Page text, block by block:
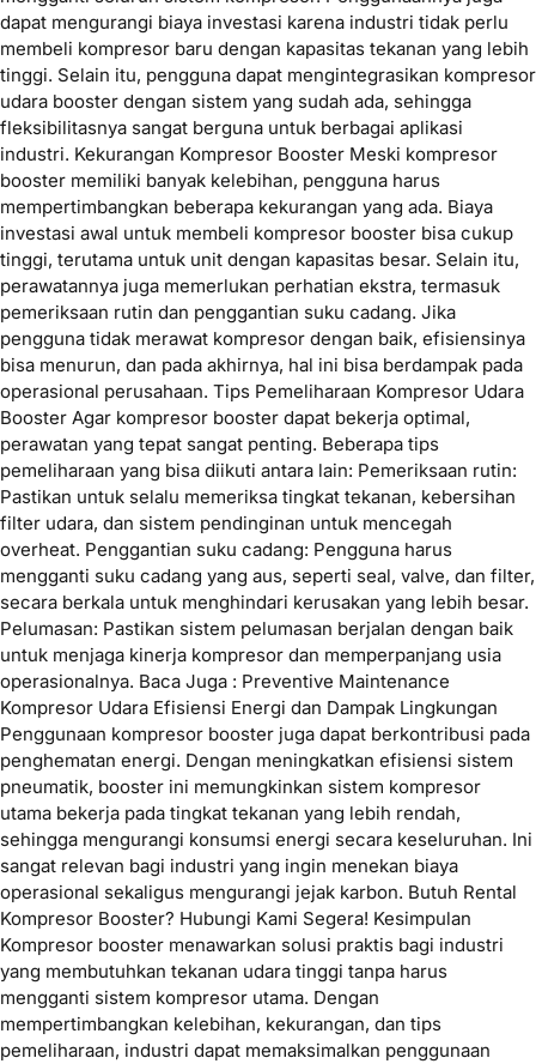
dapat mengurangi biaya investasi karena industri tidak perlu
membeli kompresor baru dengan kapasitas tekanan yang lebih
tinggi. Selain itu, pengguna dapat mengintegrasikan kompresor
udara booster dengan sistem yang sudah ada, sehingga
fleksibilitasnya sangat berguna untuk berbagai aplikasi
industri. Kekurangan Kompresor Booster Meski kompresor
booster memiliki banyak kelebihan, pengguna harus
mempertimbangkan beberapa kekurangan yang ada. Biaya
investasi awal untuk membeli kompresor booster bisa cukup
tinggi, terutama untuk unit dengan kapasitas besar. Selain itu,
perawatannya juga memerlukan perhatian ekstra, termasuk
pemeriksaan rutin dan penggantian suku cadang. Jika
pengguna tidak merawat kompresor dengan baik, efisiensinya
bisa menurun, dan pada akhirnya, hal ini bisa berdampak pada
operasional perusahaan. Tips Pemeliharaan Kompresor Udara
Booster Agar kompresor booster dapat bekerja optimal,
perawatan yang tepat sangat penting. Beberapa tips
pemeliharaan yang bisa diikuti antara lain: Pemeriksaan rutin:
Pastikan untuk selalu memeriksa tingkat tekanan, kebersihan
filter udara, dan sistem pendinginan untuk mencegah
overheat. Penggantian suku cadang: Pengguna harus
mengganti suku cadang yang aus, seperti seal, valve, dan filter,
secara berkala untuk menghindari kerusakan yang lebih besar.
Pelumasan: Pastikan sistem pelumasan berjalan dengan baik
untuk menjaga kinerja kompresor dan memperpanjang usia
operasionalnya. Baca Juga : Preventive Maintenance
Kompresor Udara Efisiensi Energi dan Dampak Lingkungan
Penggunaan kompresor booster juga dapat berkontribusi pada
penghematan energi. Dengan meningkatkan efisiensi sistem
pneumatik, booster ini memungkinkan sistem kompresor
utama bekerja pada tingkat tekanan yang lebih rendah,
sehingga mengurangi konsumsi energi secara keseluruhan. Ini
sangat relevan bagi industri yang ingin menekan biaya
operasional sekaligus mengurangi jejak karbon. Butuh Rental
Kompresor Booster? Hubungi Kami Segera! Kesimpulan
Kompresor booster menawarkan solusi praktis bagi industri
yang membutuhkan tekanan udara tinggi tanpa harus
mengganti sistem kompresor utama. Dengan
mempertimbangkan kelebihan, kekurangan, dan tips
pemeliharaan, industri dapat memaksimalkan penggunaan